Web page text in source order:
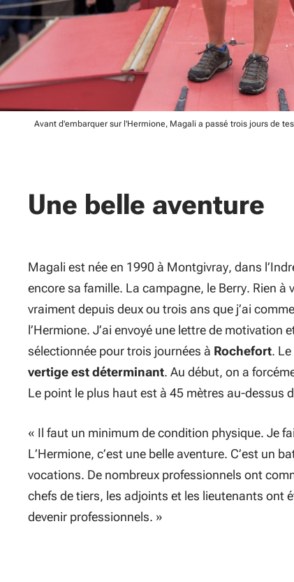
Avant d'embarquer sur l'Hermione, Magali a passé trois jours de
Une belle aventure
Magali est née en 1990 à Montgivray, dans
encore sa famille. La campagne, le Berry. Rien à
vraiment depuis deux ou trois ans que j’ai
l’Hermione. J’ai envoyé une lettre de motivation
sélectionnée pour trois journées à Rochefort.
vertige est déterminant. Au début, on a
Le point le plus haut est à 45 mètres au-dessus
« Il faut un minimum de condition physique. Je
L’Hermione, c’est une belle aventure. C’est un
vocations. De nombreux professionnels ont
chefs de tiers, les adjoints et les lieutenants ont
devenir professionnels. »